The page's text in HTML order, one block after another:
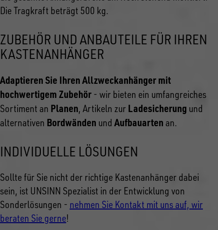
Die Tragkraft beträgt 500 kg.
ZUBEHÖR UND ANBAUTEILE FÜR IHREN
KASTENANHÄNGER
Adaptieren Sie Ihren Allzweckanhänger mit
hochwertigem Zubehör - wir bieten ein umfangreiches
Sortiment an Planen, Artikeln zur Ladesicherung und
alternativen Bordwänden undAufbauarten an.
INDIVIDUELLE LÖSUNGEN
Sollte für Sie nicht der richtige Kastenanhänger dabei
sein, ist UNSINN Spezialist in der Entwicklung von
Sonderlösungen - nehmen Sie Kontakt mit uns auf, wir
beraten Sie gerne!